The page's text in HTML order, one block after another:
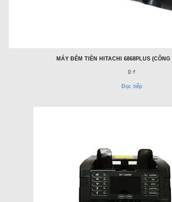
MÁY ĐẾM TIỀN HITACHI 6868PLUS (CÔNG
0 ₫
Đọc tiếp